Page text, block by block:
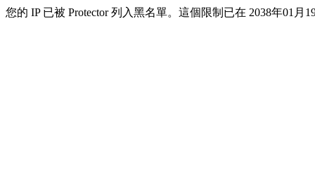
您的 IP 已被 Protector 列入黑名單。這個限制已在 2038年01月